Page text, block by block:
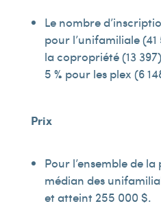
Le nombre
pour l’unifamiliale
la copropriété (13
5 % pour les plex (6
Prix
Pour l’ensemble de
médian des
et atteint 255 000 $.